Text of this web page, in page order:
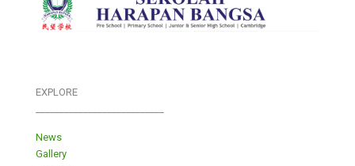
EXPLORE
News
Gallery